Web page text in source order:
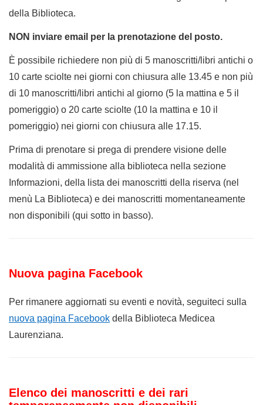
della Biblioteca.
NON inviare email per la prenotazione del posto.
È possibile richiedere non più di 5 manoscritti/libri antichi o
10 carte sciolte nei giorni con chiusura alle 13.45 e non più
di 10 manoscritti/libri antichi al giorno (5 la mattina e 5 il
pomeriggio) o 20 carte sciolte (10 la mattina e 10 il
pomeriggio) nei giorni con chiusura alle 17.15.
Prima di prenotare si prega di prendere visione delle
modalità di ammissione alla biblioteca nella sezione
Informazioni, della lista dei manoscritti della riserva (nel
menù La Biblioteca) e dei manoscritti momentaneamente
non disponibili (qui sotto in basso).
Nuova pagina Facebook
Per rimanere aggiornati su eventi e novità, seguiteci sulla
nuova pagina Facebook della Biblioteca Medicea
Laurenziana.
Elenco dei manoscritti e dei rari